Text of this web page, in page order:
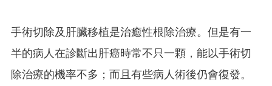
手術切除及肝臟移植是治癒性根除治療。但是有一
半的病人在診斷出肝癌時常不只一顆，能以手術切
除治療的機率不多；而且有些病人術後仍會復發。